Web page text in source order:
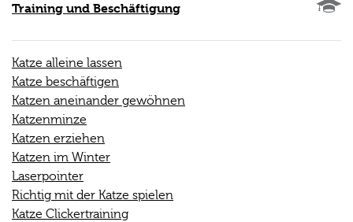
Training und Beschäftigung
Katze alleine lassen
Katze beschäftigen
Katzen aneinander gewöhnen
Katzenminze
Katzen erziehen
Katzen im Winter
Laserpointer
Richtig mit der Katze spielen
Katze Clickertraining